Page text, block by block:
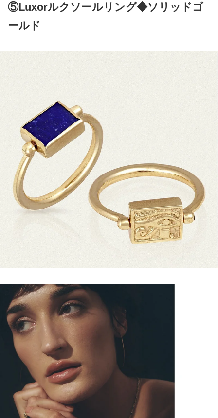
⑤Luxorルクソールリング◆ソリッドゴ
ールド